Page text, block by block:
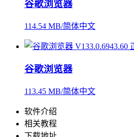
谷歌浏览器
114.54 MB/简体中文
谷歌浏览器
113.45 MB/简体中文
软件介绍
相关教程